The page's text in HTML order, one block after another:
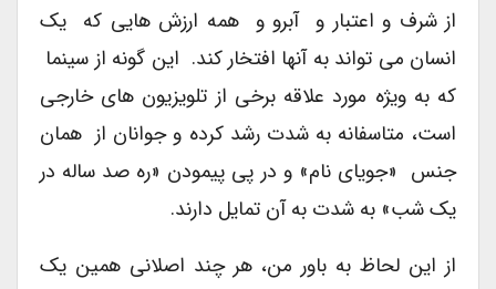
از شرف و اعتبار و آبرو و همه ارزش هایی که یک
انسان می تواند به آنها افتخار کند. این گونه از سینما
که به ویژه مورد علاقه برخی از تلویزیون های خارجی
است، متاسفانه به شدت رشد کرده و جوانان از همان
جنس «جویای نام» و در پی پیمودن «ره صد ساله در
یک شب» به شدت به آن تمایل دارند.
از این لحاظ به باور من، هر چند اصلانی همین یک